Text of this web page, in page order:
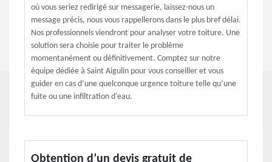
où vous seriez redirigé sur messagerie, laissez-nous un
message précis, nous vous rappellerons dans le plus bref délai.
Nos professionnels viendront pour analyser votre toiture. Une
solution sera choisie pour traiter le problème
momentanément ou définitivement. Comptez sur notre
équipe dédiée à Saint Aigulin pour vous conseiller et vous
guider en cas d’une quelconque urgence toiture telle qu’une
fuite ou une infiltration d'eau.
Obtention d’un devis gratuit de